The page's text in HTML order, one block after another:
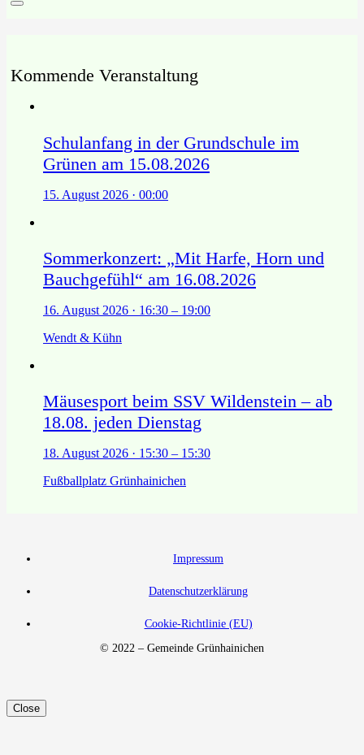
Kommende Veranstaltung
Schulanfang in der Grundschule im
Grünen am 15.08.2026
15. August 2026 · 00:00
Sommerkonzert: „Mit Harfe, Horn und
Bauchgefühl“ am 16.08.2026
16. August 2026 · 16:30 – 19:00
Wendt & Kühn
Mäusesport beim SSV Wildenstein – ab
18.08. jeden Dienstag
18. August 2026 · 15:30 – 15:30
Fußballplatz Grünhainichen
Impressum
Datenschutzerklärung
Cookie-Richtlinie (EU)
© 2022 – Gemeinde Grünhainichen
Close